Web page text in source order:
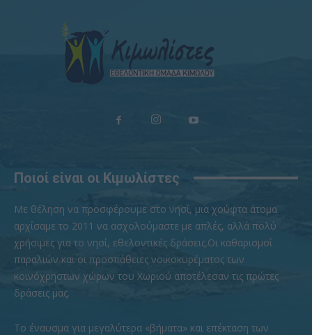
Ποιοί είναι οι Κιμωλίστες
Με θέληση να προσφέρουμε στο νησί, μια χούφτα άτομα
αρχίσαμε το 2011 να ασχολούμαστε με απλές, αλλά πολύ
χρήσιμες για το νησί, εθελοντικές δράσεις.Οι καθαρισμοί
παραλιών και οι προσπάθειες νοικοκυρέματος των
κοινόχρηστων χώρων του Χωριού αποτέλεσαν τις πρώτες
δράσεις μας.
To έναυσμα για μεγαλύτερα «βήματα» και επέκταση των